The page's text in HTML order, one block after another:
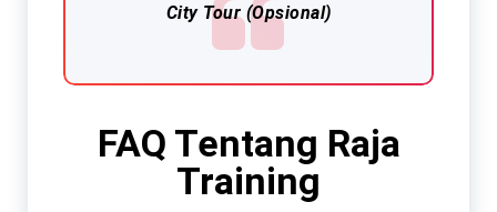
City Tour (Opsional)
FAQ Tentang Raja
Training